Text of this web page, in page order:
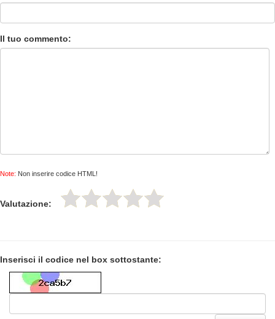
Il tuo commento:
Note: Non inserire codice HTML!
Valutazione:
Inserisci il codice nel box sottostante: